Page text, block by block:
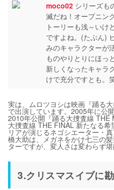
moco02 シリーズも
滅だね！オープニン
トーリーも浅～いけ
ですよね。(たぶん)
みのキャラクターが
ものやりとりにほっ
新しくなったキャラ
けで充分ですとも。
実は、ムロツヨシは映画『踊る
で出演しています。2005年に公
2010年公開『踊る大捜査線 THE
大捜査線 THE FINAL 新たなる
リアが演じるネゴシエーター・
橋大助は、メガネをかけ七三の
ターですが、変人さは変わらず
3.クリスマスイブに